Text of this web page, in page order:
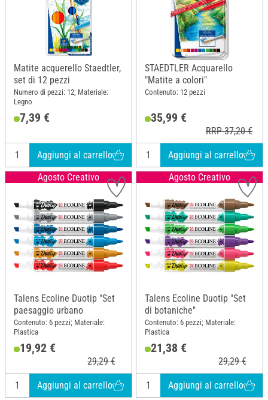
Matite acquerello Staedtler,
set di 12 pezzi
Numero di pezzi: 12; Materiale:
Legno
7,39 €
Aggiungi al carrello
STAEDTLER Acquarello
"Matite a colori"
Contenuto: 12 pezzi
35,99 €
RRP 37,20 €
Aggiungi al carrello
Agosto Creativo
Talens Ecoline Duotip "Set
paesaggio urbano
Contenuto: 6 pezzi; Materiale:
Plastica
19,92 €
29,29 €
Aggiungi al carrello
Agosto Creativo
Talens Ecoline Duotip "Set
di botaniche"
Contenuto: 6 pezzi; Materiale:
Plastica
21,38 €
29,29 €
Aggiungi al carrello